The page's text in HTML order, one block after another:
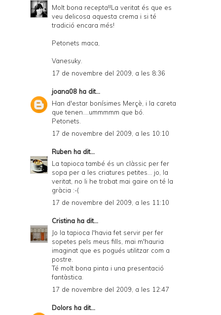
Molt bona recepta!!La veritat és que es
veu delicosa aquesta crema i si té
tradició encara més!
Petonets maca,
Vanesuky.
17 de novembre del 2009, a les 8:36
joana08 ha dit...
Han d'estar bonísimes Merçè, i la careta
que tenen....ummmmm que bó.
Petonets.
17 de novembre del 2009, a les 10:10
Ruben ha dit...
La tapioca també és un clàssic per fer
sopa per a les criatures petites... jo, la
veritat, no li he trobat mai gaire on té la
gràcia :-(
17 de novembre del 2009, a les 11:10
Cristina ha dit...
Jo la tapioca l'havia fet servir per fer
sopetes pels meus fills, mai m'hauria
imaginat que es pogués utilitzar com a
postre.
Té molt bona pinta i una presentació
fantàstica.
17 de novembre del 2009, a les 12:47
Dolors ha dit...